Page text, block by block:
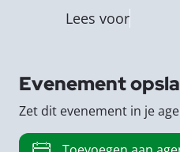
Lees voor
Evenement
Zet dit evenement in je